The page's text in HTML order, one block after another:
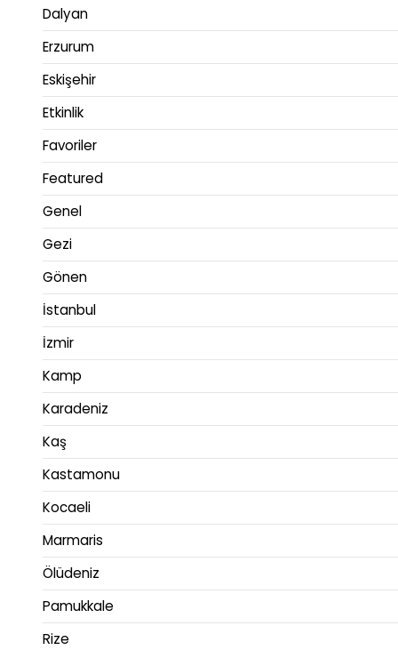
Dalyan
Erzurum
Eskişehir
Etkinlik
Favoriler
Featured
Genel
Gezi
Gönen
İstanbul
İzmir
Kamp
Karadeniz
Kaş
Kastamonu
Kocaeli
Marmaris
Ölüdeniz
Pamukkale
Rize